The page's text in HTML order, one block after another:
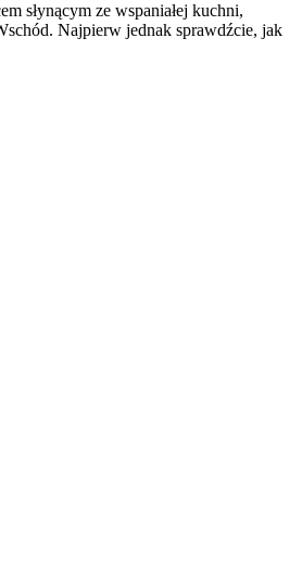
słynącym ze wspaniałej kuchni,
Najpierw jednak sprawdźcie, jak